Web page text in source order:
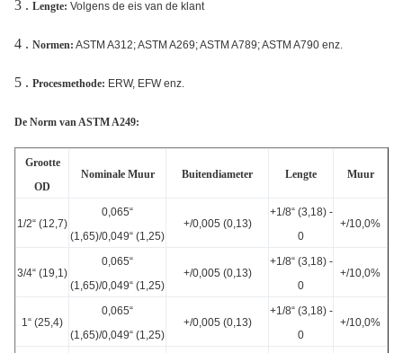
3 . Lengte: Volgens de eis van de klant
4 . Normen: ASTM A312; ASTM A269; ASTM A789; ASTM A790 enz.
5 . Procesmethode: ERW, EFW enz.
De Norm van ASTM A249:
Grootte
OD
Nominale Muur Buitendiameter Lengte Muur
1/2“ (12,7)
0,065“
(1,65)/0,049“ (1,25)
+/0,005 (0,13)
+1/8“ (3,18) -
0
+/10,0%
3/4“ (19,1)
0,065“
(1,65)/0,049“ (1,25)
+/0,005 (0,13)
+1/8“ (3,18) -
0
+/10,0%
1“ (25,4)
0,065“
(1,65)/0,049“ (1,25)
+/0,005 (0,13)
+1/8“ (3,18) -
0
+/10,0%